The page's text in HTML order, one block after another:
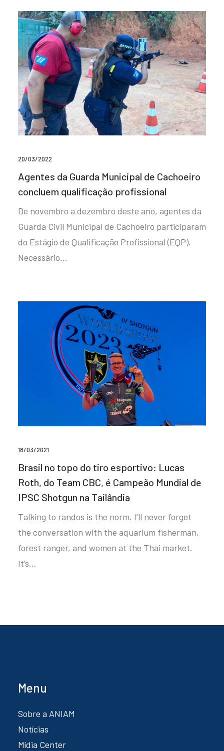
20/03/2022
Agentes da Guarda Municipal de Cachoeiro
concluem qualificação profissional
De novembro a dezembro deste ano, agentes da
Guarda Civil Municipal de Cachoeiro participaram
do Estágio de Qualificação Profissional (EQP).
Necessário…
18/03/2021
Brasil no topo do tiro esportivo: Lucas
Roth, do Team CBC, é Campeão Mundial de
IPSC Shotgun na Tailândia
Talking to randos is the norm. I’ll never forget
the conversation with the aquarium fisherman,
forest ranger, and women at the Thai market.
It’s…
Menu
Sobre a ANIAM
Notícias
Mídia Center